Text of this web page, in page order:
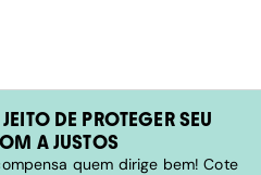
DE PROTEGER SEU
A JUSTOS
quem dirige bem! Cote